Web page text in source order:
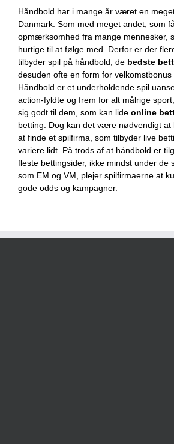
Håndbold har i mange år været en
Danmark. Som med meget andet, som
opmærksomhed fra mange mennesker,
hurtige til at følge med. Derfor er der
tilbyder spil på håndbold, de bedste
desuden ofte en form for velkomstbonus
Håndbold er et underholdende spil
action-fyldte og frem for alt målrige
sig godt til dem, som kan lide online
betting. Dog kan det være nødvendigt at
at finde et spilfirma, som tilbyder live
variere lidt. På trods af at håndbold er
fleste bettingsider, ikke mindst under de
som EM og VM, plejer spilfirmaerne at
gode odds og kampagner.